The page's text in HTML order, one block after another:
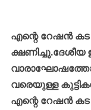
എന്റെ റേഷൻ
വരെയുള്ള
എന്റെ റേഷൻ കട